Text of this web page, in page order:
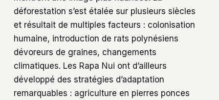
déforestation s’est étalée sur plusieurs siècles
et résultait de multiples facteurs : colonisation
humaine, introduction de rats polynésiens
dévoreurs de graines, changements
climatiques. Les Rapa Nui ont d’ailleurs
développé des stratégies d’adaptation
remarquables : agriculture en pierres ponces